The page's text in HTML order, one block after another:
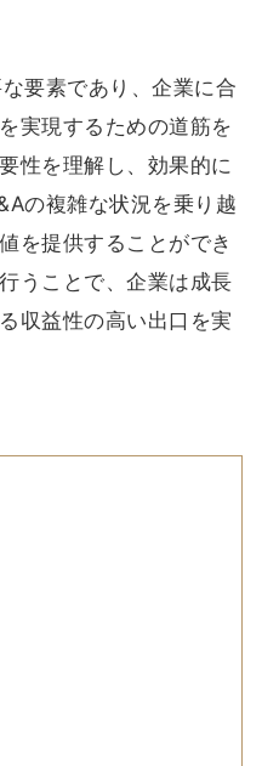
要素であり、企業に合
実現するための道筋を
性を理解し、効果的に
の複雑な状況を乗り越
を提供することができ
うことで、企業は成長
収益性の高い出口を実